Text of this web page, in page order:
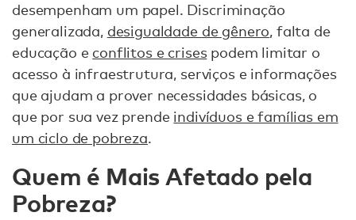
desempenham um papel. Discriminação
generalizada, desigualdade de gênero, falta de
educação e conflitos e crisespodem limitar o
acesso à infraestrutura, serviços e informações
que ajudam a prover necessidades básicas, o
que por sua vez prende indivíduos e famílias em
um ciclo de pobreza.
Quem é Mais Afetado pela
Pobreza?